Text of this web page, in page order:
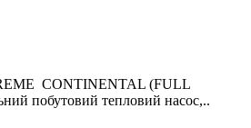
CONTINENTAL (FULL
побутовий тепловий насос,..